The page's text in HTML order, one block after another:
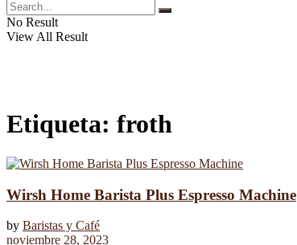
No Result
View All Result
Etiqueta: froth
Wirsh Home Barista Plus Espresso Machine
by Baristas y Café
noviembre 28, 2023